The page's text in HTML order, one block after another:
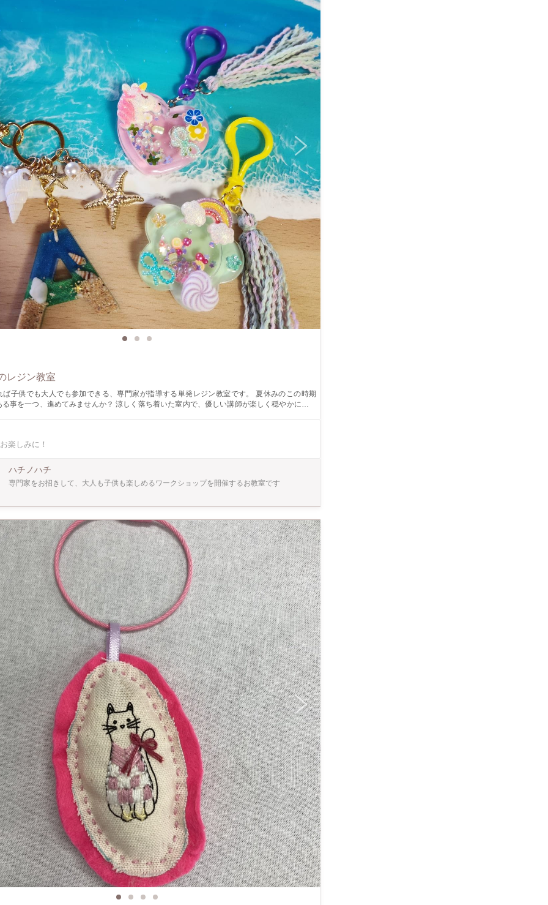
レジン教室
ば子供でも大人でも参加できる、専門家が指導する単発レジン教室です。 夏休みのこの時期
事を一つ、進めてみませんか？ 涼しく落ち着いた室内で、優しい講師が楽しく穏やかに指導
。 楽しく安全に趣味にできるよう、この機会に正しい知識を学びませんか？
楽しみに！
ハチノハチ
専門家をお招きして、大人も子供も楽しめるワークショップを開催するお教室です